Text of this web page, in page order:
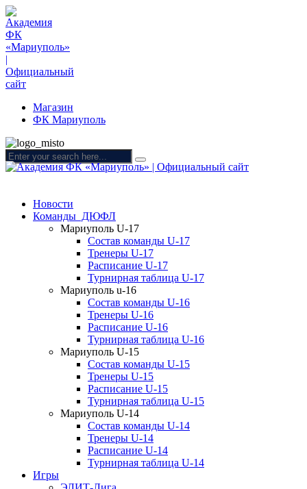
Магазин
ФК Мариуполь
Новости
Команды ДЮФЛ
Мариуполь U-17
Состав команды U-17
Тренеры U-17
Расписание U-17
Турнирная таблица U-17
Мариуполь u-16
Состав команды U-16
Тренеры U-16
Расписание U-16
Турнирная таблица U-16
Мариуполь U-15
Состав команды U-15
Тренеры U-15
Расписание U-15
Турнирная таблица U-15
Мариуполь U-14
Состав команды U-14
Тренеры U-14
Расписание U-14
Турнирная таблица U-14
Игры